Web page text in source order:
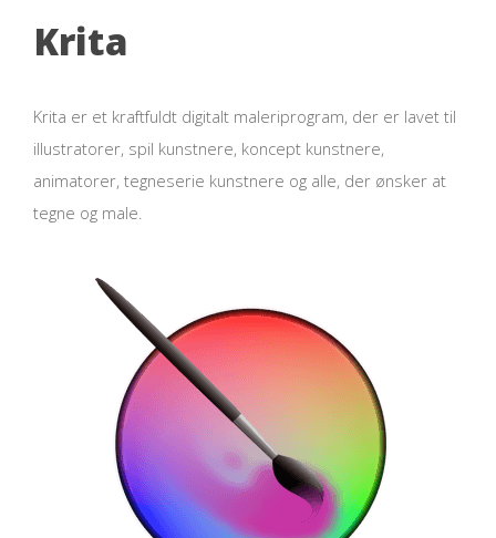
Krita
Krita er et kraftfuldt digitalt maleriprogram, der er lavet til
illustratorer, spil kunstnere, koncept kunstnere,
animatorer, tegneserie kunstnere og alle, der ønsker at
tegne og male.